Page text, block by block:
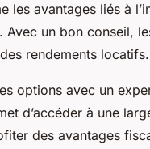
les avantages liés à
Avec un bon conseil,
rendements locatifs.
options avec un
d’accéder à une
des avantages